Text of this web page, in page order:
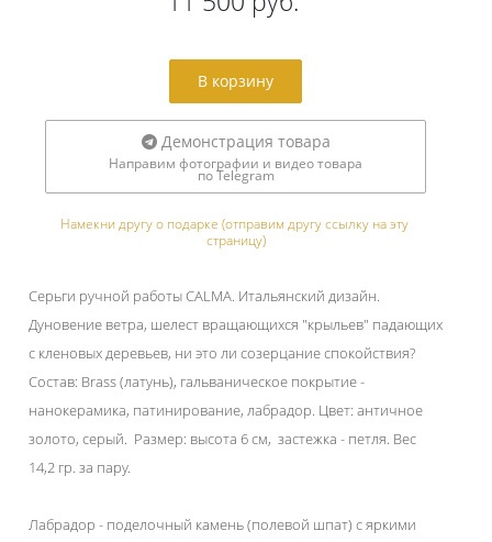
В корзину
Демонстрация товара
Направим фотографии и видео товара
по Telegram
Намекни другу о подарке (отправим другу ссылку на эту
страницу)
Серьги ручной работы CALMA. Итальянский дизайн.
Дуновение ветра, шелест вращающихся "крыльев" падающих
с кленовых деревьев, ни это ли созерцание спокойствия?
Состав: Brass (латунь), гальваническое покрытие -
нанокерамика, патинирование, лабрадор. Цвет: античное
золото, серый. Размер: высота 6 см, застежка - петля. Вес
14,2 гр. за пару.
Лабрадор - поделочный камень (полевой шпат) с яркими